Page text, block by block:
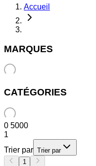
Accueil
MARQUES
CATÉGORIES
0 5000
1
Trier par Trier par
1